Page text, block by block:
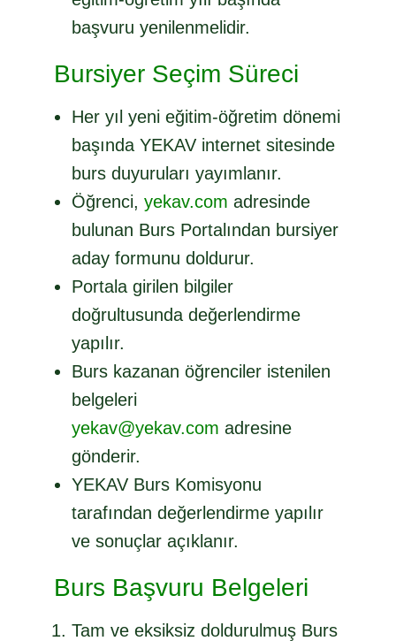
başvuru yenilenmelidir.
Bursiyer Seçim Süreci
Her yıl yeni eğitim-öğretim dönemi
başında YEKAV internet sitesinde
burs duyuruları yayımlanır.
Öğrenci, yekav.com adresinde
bulunan Burs Portalından bursiyer
aday formunu doldurur.
Portala girilen bilgiler
doğrultusunda değerlendirme
yapılır.
Burs kazanan öğrenciler istenilen
belgeleri
yekav@yekav.com adresine
gönderir.
YEKAV Burs Komisyonu
tarafından değerlendirme yapılır
ve sonuçlar açıklanır.
Burs Başvuru Belgeleri
Tam ve eksiksiz doldurulmuş Burs